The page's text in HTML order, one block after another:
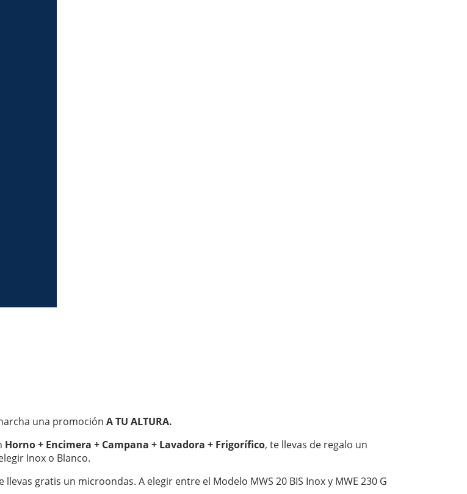
una promoción A TU ALTURA.
Horno + Encimera + Campana + Lavadora + Frigorífico, te llevas de regalo un
Inox o Blanco.
llevas gratis un microondas. A elegir entre el Modelo MWS 20 BIS Inox y MWE 230 G